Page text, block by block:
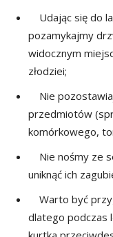
Udając się do
pozamykajmy
widocznym
złodziei;
Nie
przedmiotów
komórkowego,
Nie nośmy ze
uniknąć ich
Warto być
dlatego podczas